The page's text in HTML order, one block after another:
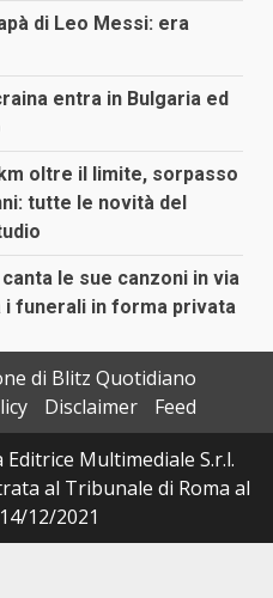
di Leo Messi: era
entra in Bulgaria ed
oltre il limite, sorpasso
tutte le novità del
le sue canzoni in via
i funerali in forma privata
di Blitz Quotidiano
Disclaimer
Feed
Multimediale S.r.l.
al Tribunale di Roma al
12/2021